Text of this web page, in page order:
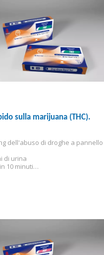
sulla marijuana (THC).
dell'abuso di droghe a pannello
di urina
10 minuti